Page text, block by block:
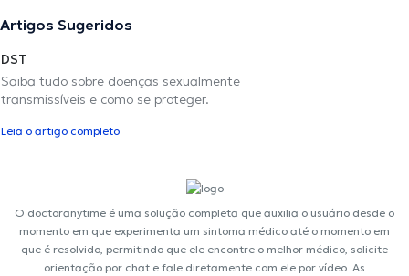
Artigos Sugeridos
DST
Saiba tudo sobre doenças sexualmente
transmissíveis e como se proteger.
Leia o artigo completo
O doctoranytime é uma solução completa que auxilia o usuário desde o
momento em que experimenta um sintoma médico até o momento em
que é resolvido, permitindo que ele encontre o melhor médico, solicite
orientação por chat e fale diretamente com ele por vídeo. As